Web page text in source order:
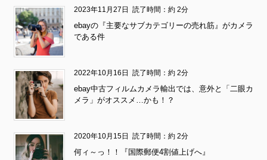
2023年11月27日 読了時間：約 2分
ebayの『主要なサブカテゴリーの売れ筋』がカメラ
である件
2022年10月16日 読了時間：約 2分
ebay中古フィルムカメラ輸出では、意外と「二眼カ
メラ」がオススメ…かも！？
2020年10月15日 読了時間：約 2分
何ィ～っ！！『国際郵便4割値上げへ』